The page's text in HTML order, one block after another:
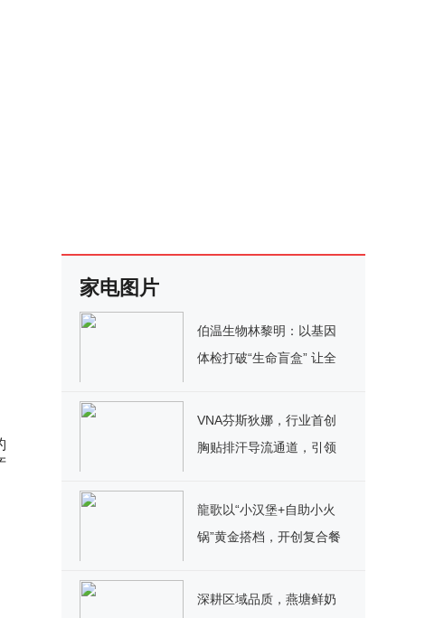
家电图片
伯温生物林黎明：以基因
体检打破“生命盲盒” 让全
VNA芬斯狄娜，行业首创
胸贴排汗导流通道，引领
龍歌以“小汉堡+自助小火
锅”黄金搭档，开创复合餐
深耕区域品质，燕塘鲜奶